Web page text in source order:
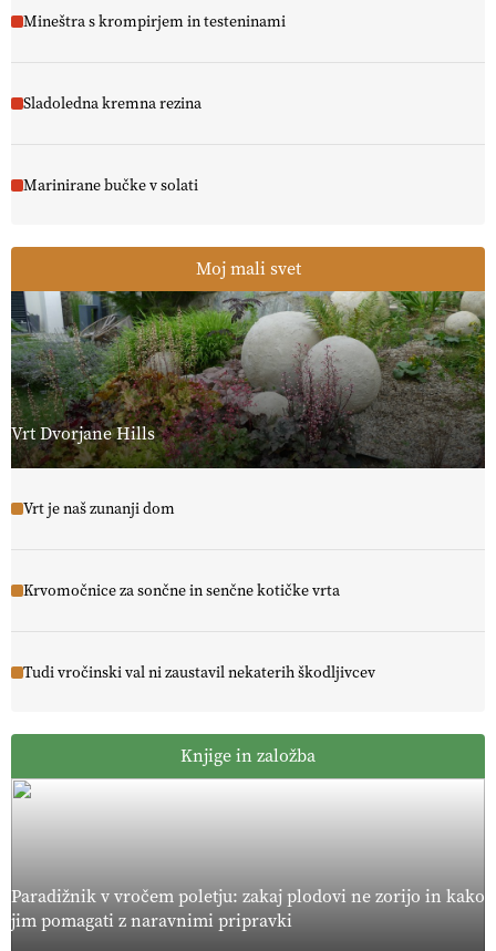
Mineštra s krompirjem in testeninami
Sladoledna kremna rezina
Marinirane bučke v solati
Moj mali svet
Vrt Dvorjane Hills
Vrt je naš zunanji dom
Krvomočnice za sončne in senčne kotičke vrta
Tudi vročinski val ni zaustavil nekaterih škodljivcev
Knjige in založba
Paradižnik v vročem poletju: zakaj plodovi ne zorijo in kako
jim pomagati z naravnimi pripravki